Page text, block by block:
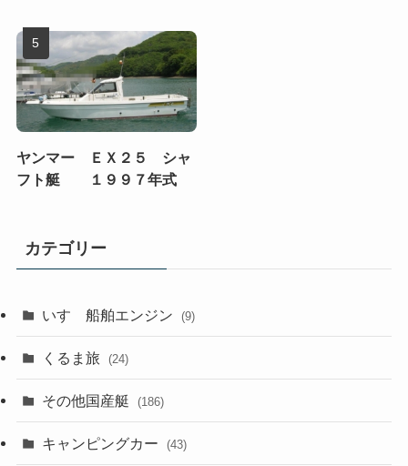
ヤンマー ＥＸ２５ シャ
フト艇 １９９７年式
カテゴリー
いすゞ船舶エンジン (9)
くるま旅 (24)
その他国産艇 (186)
キャンピングカー (43)